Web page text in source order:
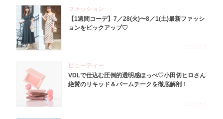
ファッション
【1週間コーデ】7／28(火)〜8／1(土)最新ファッシ
ョンをピックアップ♡
ビューティー
VDLで仕込む圧倒的透明感ほっぺ♡小田切ヒロさん
絶賛のリキッド＆バームチークを徹底解剖！